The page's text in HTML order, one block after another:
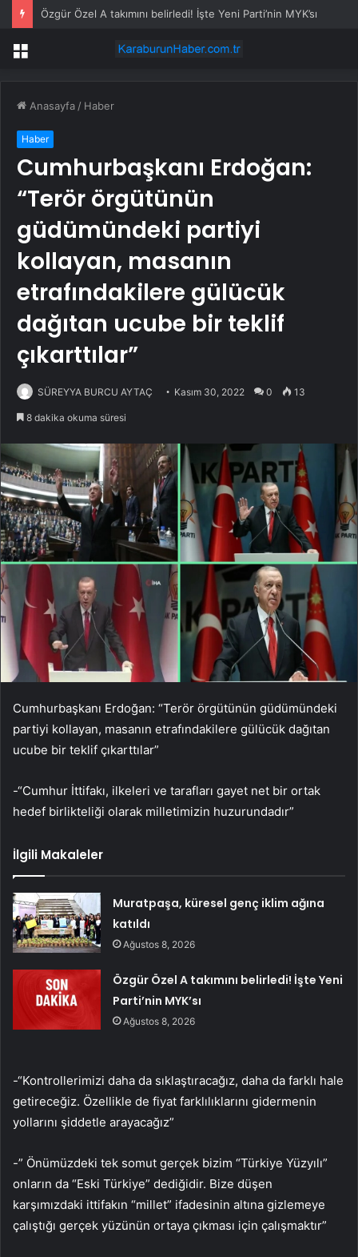
Özgür Özel A takımını belirledi! İşte Yeni Parti’nin MYK’sı
Menü
Anasayfa / Haber
Haber
Cumhurbaşkanı Erdoğan:
“Terör örgütünün
güdümündeki partiyi
kollayan, masanın
etrafındakilere gülücük
dağıtan ucube bir teklif
çıkarttılar”
SÜREYYA BURCU AYTAÇ Kasım 30, 2022 0 13
8 dakika okuma süresi
Cumhurbaşkanı Erdoğan: “Terör örgütünün güdümündeki
partiyi kollayan, masanın etrafındakilere gülücük dağıtan
ucube bir teklif çıkarttılar”
-“Cumhur İttifakı, ilkeleri ve tarafları gayet net bir ortak
hedef birlikteliği olarak milletimizin huzurundadır”
İlgili Makaleler
Muratpaşa, küresel genç iklim ağına
katıldı
Ağustos 8, 2026
Özgür Özel A takımını belirledi! İşte Yeni
Parti’nin MYK’sı
Ağustos 8, 2026
-“Kontrollerimizi daha da sıklaştıracağız, daha da farklı hale
getireceğiz. Özellikle de fiyat farklılıklarını gidermenin
yollarını şiddetle arayacağız”
-” Önümüzdeki tek somut gerçek bizim “Türkiye Yüzyılı”
onların da “Eski Türkiye” dediğidir. Bize düşen
karşımızdaki ittifakın “millet” ifadesinin altına gizlemeye
çalıştığı gerçek yüzünün ortaya çıkması için çalışmaktır”